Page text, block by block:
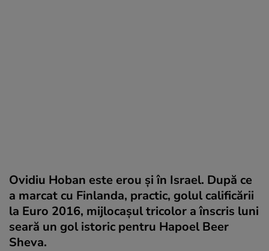
Ovidiu Hoban este erou și în Israel. După ce
a marcat cu Finlanda, practic, golul calificării
la Euro 2016, mijlocașul tricolor a înscris luni
seară un gol istoric pentru Hapoel Beer
Sheva.